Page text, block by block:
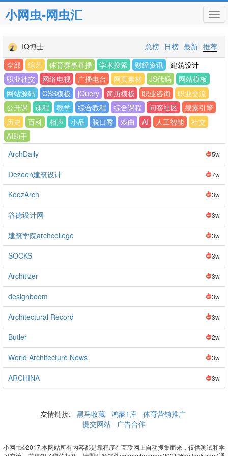
小网虫-网虫汇
IQ博士 推荐
最新
日榜
总榜
全部
综艺 体育赛事直播 学术搜索 财经资讯
建筑设计
职业社交
网络电视 广播电台 网页素材 JS代码
网站模板
网站源码
CSS模板 jQuery 简历模板 职业咨询
职业交流
公开课
课程 教学 综合教程 综合课程 问答社区
搜索引擎
历史
百科 相声 小品 脱口秀 戏曲 AI 人工智能
社交
AI助手
ArchDaily
5w
Dezeen建筑设计 7w
KoozArch 3w
谷德设计网 3w
建筑学院archcollege 3w
SOCKS 3w
Architizer 3w
designboom 3w
Architectural Record 3w
Butler 2w
World Architecture News 3w
ARCHINA 3w
友情链接: 黑马收藏 鸿蒙1库 体育营销推广
提交网站
广告合作
小网虫©2017 本网站所有内容都是靠程序在互联网上自动搜集而来，仅供测试和学